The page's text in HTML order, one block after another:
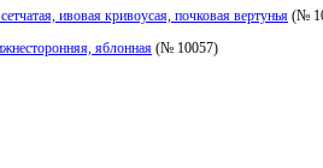
ивовая кривоусая, почковая вертунья (№
яблонная (№ 10057)